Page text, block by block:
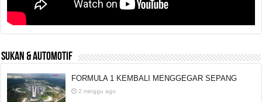
SUKAN & AUTOMOTIF
FORMULA 1 KEMBALI MENGGEGAR SEPANG
2 minggu ago